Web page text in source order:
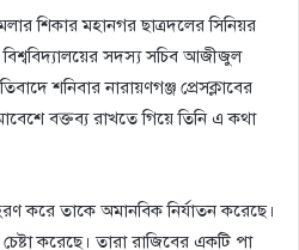
শিকার মহানগর ছাত্রদলের সিনিয়র
সদস্য সচিব আজীজুল
শনিবার নারায়ণগঞ্জ প্রেসক্লাবের
বক্তব্য রাখতে গিয়ে তিনি এ কথা
করে তাকে অমানবিক নির্যাতন করেছে।
করেছে। তারা রাজিবের একটি পা